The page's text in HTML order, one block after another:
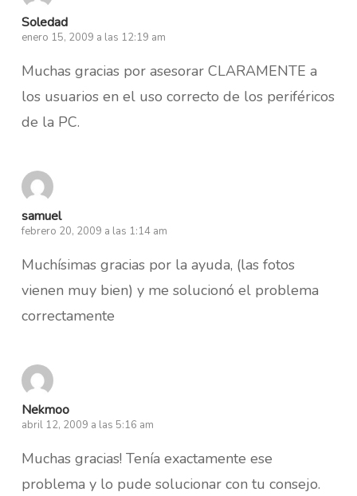
Soledad
enero 15, 2009 a las 12:19 am
Muchas gracias por asesorar CLARAMENTE a
los usuarios en el uso correcto de los periféricos
de la PC.
samuel
febrero 20, 2009 a las 1:14 am
Muchísimas gracias por la ayuda, (las fotos
vienen muy bien) y me solucionó el problema
correctamente
Nekmoo
abril 12, 2009 a las 5:16 am
Muchas gracias! Tenía exactamente ese
problema y lo pude solucionar con tu consejo.